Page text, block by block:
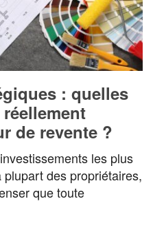
: quelles
de revente ?
les plus
des propriétaires,
que toute